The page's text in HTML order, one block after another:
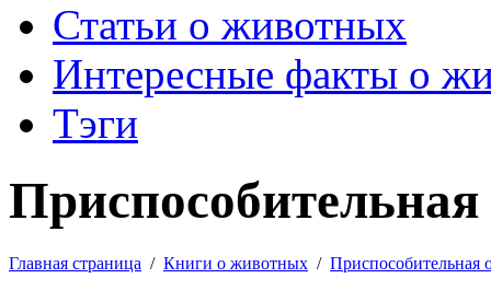
Статьи о животных
Интересные факты о
Тэги
Главная страница / Книги о животных / Приспособительная